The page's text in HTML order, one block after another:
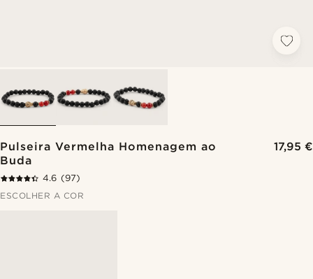
Pulseira Vermelha Homenagem ao
Buda
17,95 €
4.6 (97)
ESCOLHER A COR